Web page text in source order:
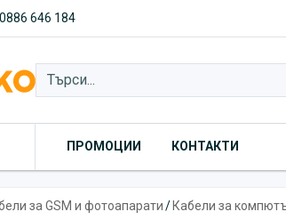
0886 646 184
ПРОМОЦИИ КОНТАКТИ
за GSM и фотоапарати/ Кабели за